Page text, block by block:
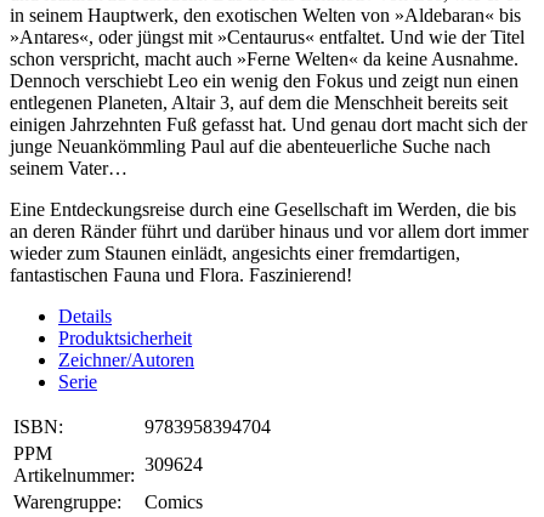
in seinem Hauptwerk, den exotischen Welten von »Aldebaran« bis
»Antares«, oder jüngst mit »Centaurus« entfaltet. Und wie der Titel
schon verspricht, macht auch »Ferne Welten« da keine Ausnahme.
Dennoch verschiebt Leo ein wenig den Fokus und zeigt nun einen
entlegenen Planeten, Altair 3, auf dem die Menschheit bereits seit
einigen Jahrzehnten Fuß gefasst hat. Und genau dort macht sich der
junge Neuankömmling Paul auf die abenteuerliche Suche nach
seinem Vater…
Eine Entdeckungsreise durch eine Gesellschaft im Werden, die bis
an deren Ränder führt und darüber hinaus und vor allem dort immer
wieder zum Staunen einlädt, angesichts einer fremdartigen,
fantastischen Fauna und Flora. Faszinierend!
Details
Produktsicherheit
Zeichner/Autoren
Serie
ISBN:
9783958394704
PPM
Artikelnummer:
309624
Warengruppe:
Comics